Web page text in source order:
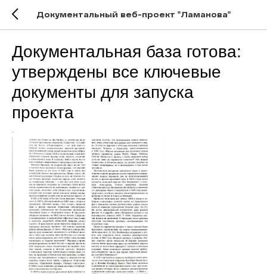
Документальный веб-проект "Ламанова"
Документальная база готова:
утверждены все ключевые
документы для запуска
проекта